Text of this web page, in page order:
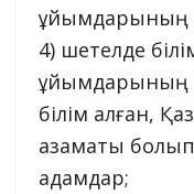
ұйымдарының
4) шетелде
ұйымдарының
білім алған,
азаматы
адамдар;